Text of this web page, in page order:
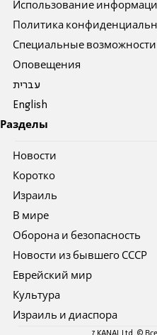
Использование
Политика
Специальные возможности
Оповещения
עברית
English
Разделы
Новости
Коротко
Израиль
В мире
Оборона и безопасность
Новости из бывшего СССР
Еврейский мир
Культура
Израиль и диаспора